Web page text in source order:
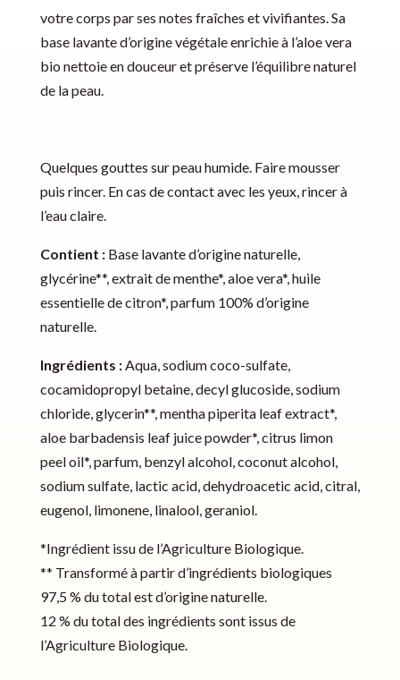
votre corps par ses notes fraîches et vivifiantes. Sa
base lavante d’origine végétale enrichie à l’aloe vera
bio nettoie en douceur et préserve l’équilibre naturel
de la peau.
Quelques gouttes sur peau humide. Faire mousser
puis rincer. En cas de contact avec les yeux, rincer à
l’eau claire.
Contient :Base lavante d’origine naturelle,
glycérine**, extrait de menthe*, aloe vera*, huile
essentielle de citron*, parfum 100% d’origine
naturelle.
Ingrédients :Aqua, sodium coco-sulfate,
cocamidopropyl betaine, decyl glucoside, sodium
chloride, glycerin**, mentha piperita leaf extract*,
aloe barbadensis leaf juice powder*, citrus limon
peel oil*, parfum, benzyl alcohol, coconut alcohol,
sodium sulfate, lactic acid, dehydroacetic acid, citral,
eugenol, limonene, linalool, geraniol.
*Ingrédient issu de l’Agriculture Biologique.
** Transformé à partir d’ingrédients biologiques
97,5 % du total est d’origine naturelle.
12 % du total des ingrédients sont issus de
l’Agriculture Biologique.